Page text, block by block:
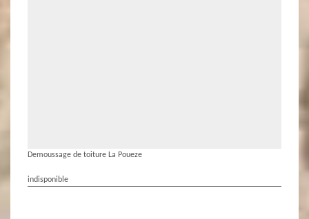
Demoussage de toiture La Poueze
indisponible